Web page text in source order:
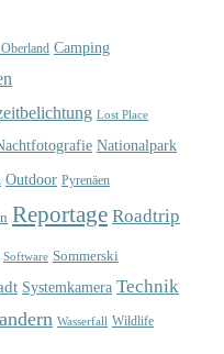
Camping
Lost Place
Nationalpark
Outdoor Pyrenäen
Reportage Roadtrip
Software Sommerski
Systemkamera Technik
Wasserfall Wildlife